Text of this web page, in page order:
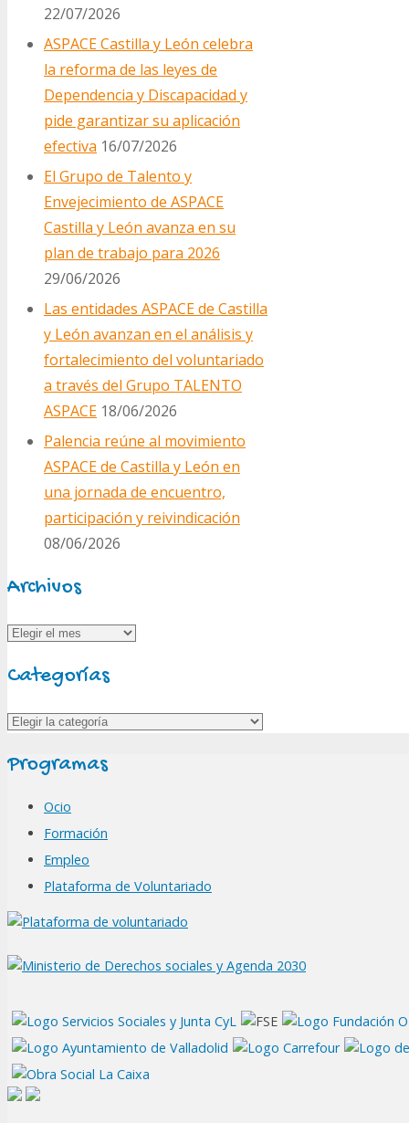
22/07/2026
ASPACE Castilla y León celebra
la reforma de las leyes de
Dependencia y Discapacidad y
pide garantizar su aplicación
efectiva 16/07/2026
El Grupo de Talento y
Envejecimiento de ASPACE
Castilla y León avanza en su
plan de trabajo para 2026
29/06/2026
Las entidades ASPACE de Castilla
y León avanzan en el análisis y
fortalecimiento del voluntariado
a través del Grupo TALENTO
ASPACE 18/06/2026
Palencia reúne al movimiento
ASPACE de Castilla y León en
una jornada de encuentro,
participación y reivindicación
08/06/2026
Archivos
Archivos
Categorías
Categorías
Programas
Ocio
Formación
Empleo
Plataforma de Voluntariado